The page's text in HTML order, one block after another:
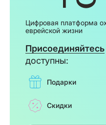
Цифровая платформа
еврейской жизни
Присоединяйтесь
доступны:
Подарки
Скидки